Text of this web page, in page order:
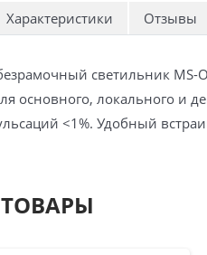
Характеристики Отзывы
светильник MS-
основного, локального и
<1%. Удобный